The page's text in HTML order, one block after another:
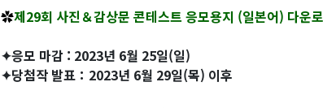
✿제29회 사진＆감상문 콘테스트 응모용지 (일본어) 다운
✦응모 마감 : 2023년 6월 25일(일)
✦당첨작 발표：2023년 6월 29일(목) 이후